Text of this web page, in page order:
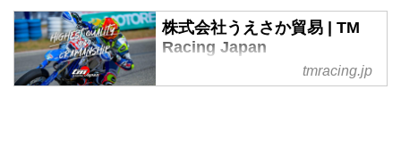
株式会社うえさか貿易 | TM
Racing Japan
最高性能マシン『TM Racing』の
tmracing.jp